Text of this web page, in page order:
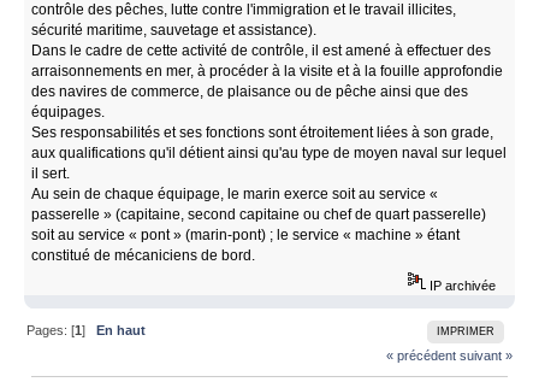
contrôle des pêches, lutte contre l'immigration et le travail illicites,
sécurité maritime, sauvetage et assistance).
Dans le cadre de cette activité de contrôle, il est amené à effectuer des
arraisonnements en mer, à procéder à la visite et à la fouille approfondie
des navires de commerce, de plaisance ou de pêche ainsi que des
équipages.
Ses responsabilités et ses fonctions sont étroitement liées à son grade,
aux qualifications qu'il détient ainsi qu'au type de moyen naval sur lequel
il sert.
Au sein de chaque équipage, le marin exerce soit au service «
passerelle » (capitaine, second capitaine ou chef de quart passerelle)
soit au service « pont » (marin-pont) ; le service « machine » étant
constitué de mécaniciens de bord.
IP archivée
IMPRIMER
Pages: [1]En haut
« précédent suivant »